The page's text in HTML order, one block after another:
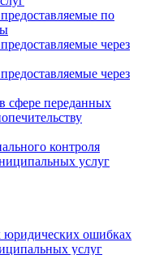
по
через
через
сфере переданных
контроля
услуг
ошибках
услуг